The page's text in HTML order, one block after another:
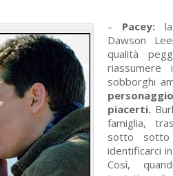
– Pacey:
Dawson
qualità
sobborghi
piacerti.
famiglia,
sotto sotto
identificarci
Così,